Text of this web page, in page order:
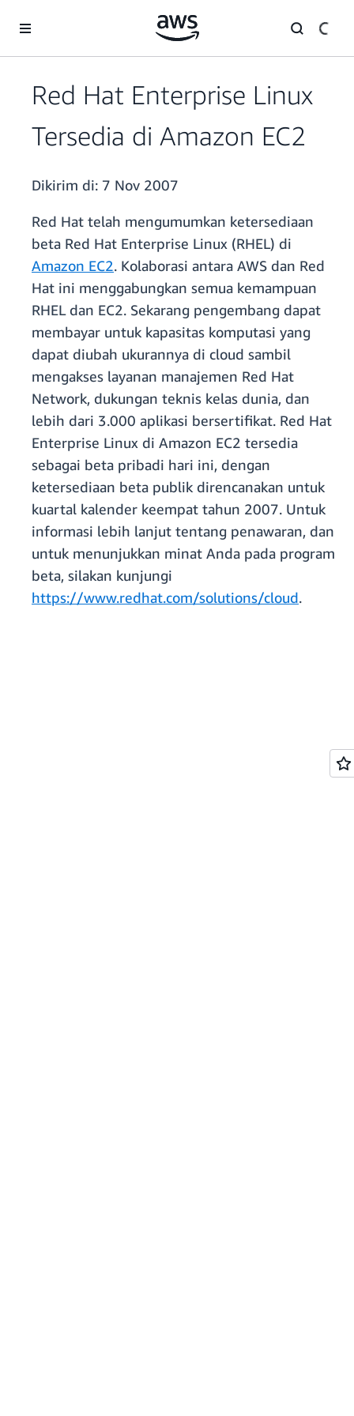
Red Hat Enterprise Linux
Tersedia di Amazon EC2
Dikirim di: 7 Nov 2007
Red Hat telah mengumumkan ketersediaan
beta Red Hat Enterprise Linux (RHEL) di
Amazon EC2. Kolaborasi antara AWS dan Red
Hat ini menggabungkan semua kemampuan
RHEL dan EC2. Sekarang pengembang dapat
membayar untuk kapasitas komputasi yang
dapat diubah ukurannya di cloud sambil
mengakses layanan manajemen Red Hat
Network, dukungan teknis kelas dunia, dan
lebih dari 3.000 aplikasi bersertifikat. Red Hat
Enterprise Linux di Amazon EC2 tersedia
sebagai beta pribadi hari ini, dengan
ketersediaan beta publik direncanakan untuk
kuartal kalender keempat tahun 2007. Untuk
informasi lebih lanjut tentang penawaran, dan
untuk menunjukkan minat Anda pada program
beta, silakan kunjungi
https://www.redhat.com/solutions/cloud.